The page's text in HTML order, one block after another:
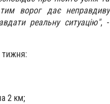
ворог дає неправдиву
реальну ситуацію", -
тижня:
2 км;